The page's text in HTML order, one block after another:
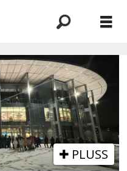
PLUSS